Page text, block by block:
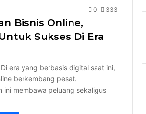
0 333
Bisnis Online,
Sukses Di Era
era yang berbasis digital saat ini,
berkembang pesat.
ini membawa peluang sekaligus